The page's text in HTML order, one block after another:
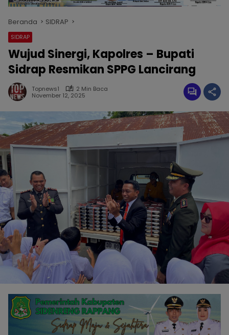
Beranda SIDRAP
SIDRAP
Wujud Sinergi, Kapolres – Bupati
Sidrap Resmikan SPPG Lancirang
Topnews1
2 Min Baca
November 12, 2025